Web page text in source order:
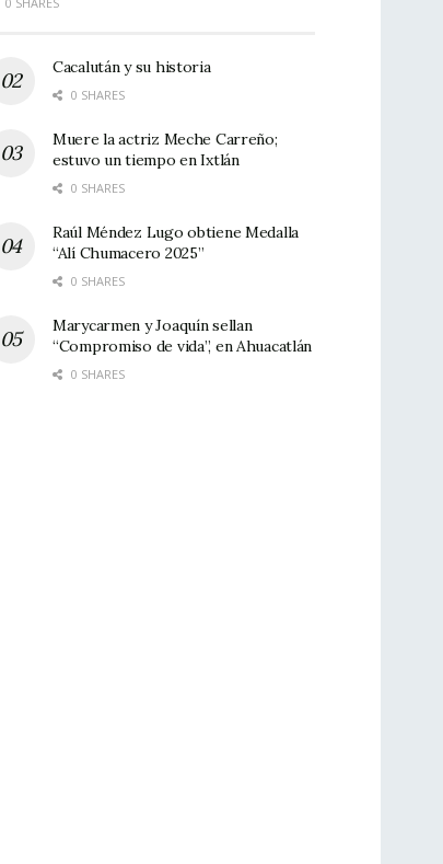
Cacalután y su historia
0 SHARES
Muere la actriz Meche Carreño;
estuvo un tiempo en Ixtlán
0 SHARES
Raúl Méndez Lugo obtiene Medalla
“Alí Chumacero 2025”
0 SHARES
Marycarmen y Joaquín sellan
“Compromiso de vida”, en Ahuacatlán
0 SHARES